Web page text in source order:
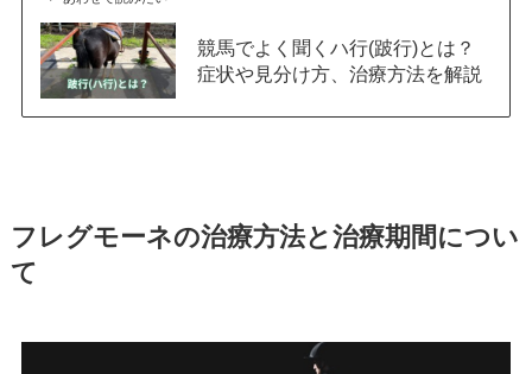
競馬でよく聞くハ行(跛行)とは？
症状や見分け方、治療方法を解説
フレグモーネの治療方法と治療期間につい
て